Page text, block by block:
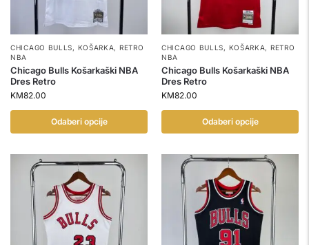
CHICAGO BULLS, KOŠARKA, RETRO
NBA
Chicago Bulls Košarkaški NBA
Dres Retro
KM82.00
Odaberi opcije
CHICAGO BULLS, KOŠARKA, RETRO
NBA
Chicago Bulls Košarkaški NBA
Dres Retro
KM82.00
Odaberi opcije